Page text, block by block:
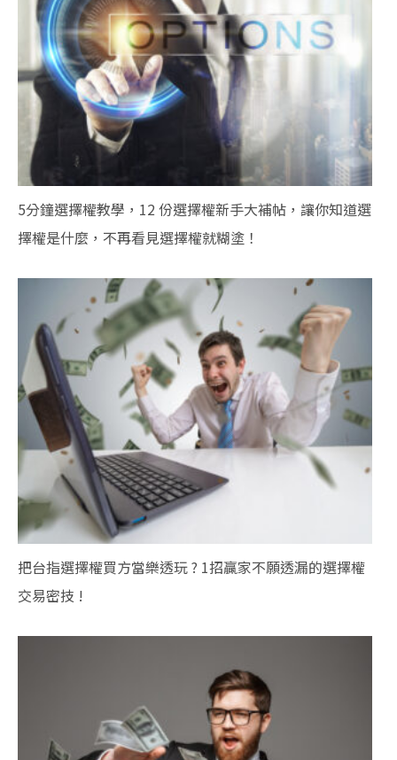
5分鐘選擇權教學，12 份選擇權新手大補帖，讓你知道選
擇權是什麼，不再看見選擇權就糊塗！
把台指選擇權買方當樂透玩 ? 1招贏家不願透漏的選擇權
交易密技 !